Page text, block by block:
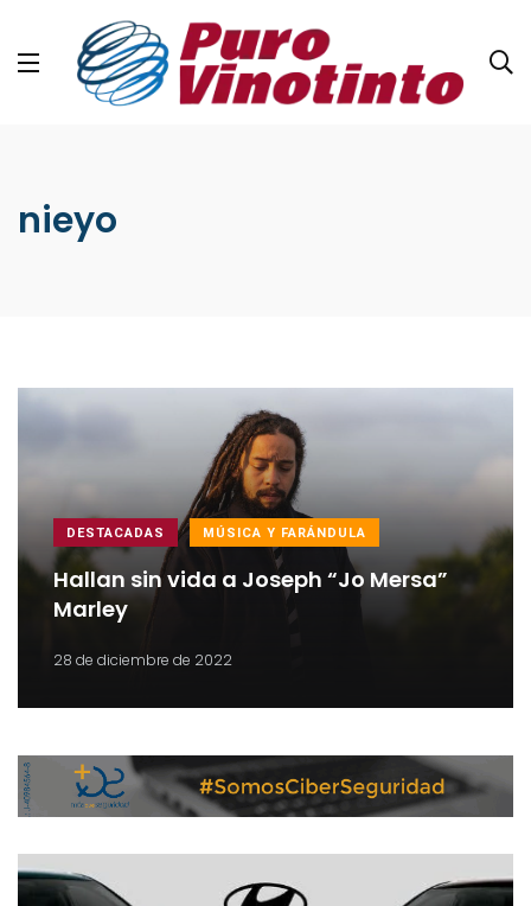
nieyo
DESTACADAS MÚSICA Y FARÁNDULA
Hallan sin vida a Joseph “Jo Mersa”
Marley
28 de diciembre de 2022